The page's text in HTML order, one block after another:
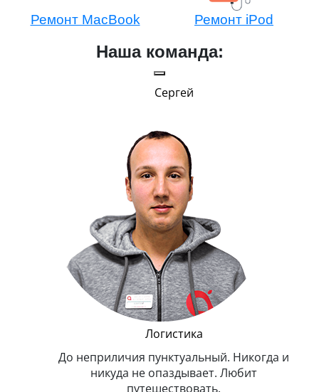
Ремонт MacBook Ремонт iPod
Наша команда:
Сергей
Логистика
До неприличия пунктуальный. Никогда и
никуда не опаздывает. Любит
путешествовать.